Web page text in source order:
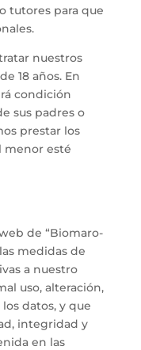
tutores para que
nuestros
18 años. En
condición
sus padres o
prestar los
menor esté
de “Biomaro-
medidas de
a nuestro
uso, alteración,
datos, y que
integridad y
en las